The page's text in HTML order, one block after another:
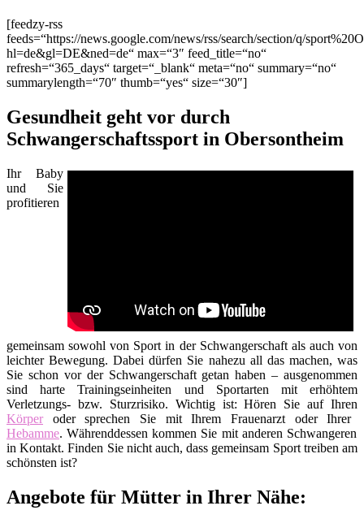
[feedzy-rss
feeds=“https://news.google.com/news/rss/search/section/q/
hl=de&gl=DE&ned=de“ max=“3″ feed_title=“no“
refresh=“365_days“ target=“_blank“ meta=“no“ summary=“no“
summarylength=“70″ thumb=“yes“ size=“30″]
Gesundheit geht vor durch
Schwangerschaftssport in Obersontheim
Ihr Baby
und Sie
profitieren
gemeinsam sowohl von Sport in der Schwangerschaft als auch von
leichter Bewegung. Dabei dürfen Sie nahezu all das machen, was
Sie schon vor der Schwangerschaft getan haben – ausgenommen
sind harte Trainingseinheiten und Sportarten mit erhöhtem
Verletzungs- bzw. Sturzrisiko. Wichtig ist: Hören Sie auf Ihren
Körperoder sprechen Sie mit Ihrem Frauenarzt oder Ihrer
Hebamme. Währenddessen kommen Sie mit anderen Schwangeren
in Kontakt. Finden Sie nicht auch, dass gemeinsam Sport treiben am
schönsten ist?
Angebote für Mütter in Ihrer Nähe: